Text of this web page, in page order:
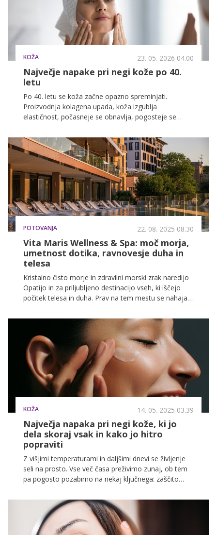
KOŽA 23. 05. 2026 04.00
Največje napake pri negi kože po 40.
letu
Po 40. letu se koža začne opazno spreminjati.
Proizvodnja kolagena upada, koža izgublja
elastičnost, počasneje se obnavlja, pogosteje se
Prav zato številne ženske posežejo po dražjih izdelkih
in agresivnejših tretmajih, vendar dermatologi
opozarjajo, da prav tukaj pogosto nastanejo največje
napake.
POTOVANJA 22. 08. 2025 08.30
Vita Maris Wellness & Spa: moč morja,
umetnost dotika, ravnovesje duha in
telesa
Kristalno čisto morje in zdravilni morski zrak naredijo
Opatijo in za priljubljeno destinacijo vseh, ki iščejo
počitek telesa in duha. Prav na tem mestu se nahaja
prinaša novo raven holističnega sproščanja v
elegantnem morskem okolju. Wellness je del Amadria
Park Grand Hotela 4 Opatijska Cvijeta in je hkrati na
voljo tudi gostom sosednjega Amadria Park Hotela
Royal.
KOŽA 14. 05. 2025 03.39
Največja napaka pri negi kože, ki jo
dela skoraj vsak in kako jo hitro
popraviti
Z višjimi temperaturami in daljšimi dnevi se življenje
seli na prosto. Vse več časa preživimo zunaj, ob tem
pa pogosto pozabimo na nekaj ključnega: zaščito
poznajo sezone, zato dermatologi opozarjajo, da je
prav vsakodnevna zaščita pred UV žarki ena
najpomembnejših, a pogosto zanemarjenih rutin v
negi kože.